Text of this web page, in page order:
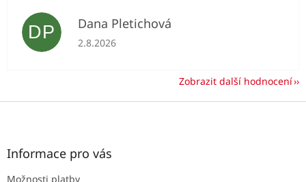
DP Dana Pletichová
Hodnocení obchodu je 5 z 5 hvězdiček.
2.8.2026
Zobrazit další hodnocení
Z
Informace pro vás
Možnosti platby